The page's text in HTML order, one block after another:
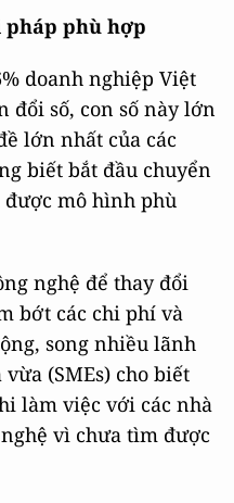
phù hợp
doanh nghiệp Việt
đổi số, con số này lớn
lớn nhất của các
biết bắt đầu chuyển
mô hình phù
nghệ để thay đổi
bớt các chi phí và
song nhiều lãnh
(SMEs) cho biết
làm việc với các nhà
vì chưa tìm được